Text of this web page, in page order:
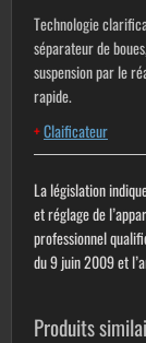
Technologie
séparateur de
suspension par le
rapide.
+Claificateur
La législation
et réglage de
professionnel
du 9 juin 2009 et
Produits